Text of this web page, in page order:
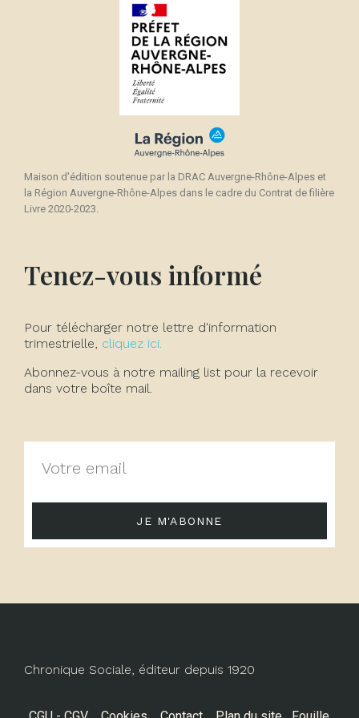
Maison d'édition soutenue par la DRAC Auvergne-Rhône-Alpes et
la Région Auvergne-Rhône-Alpes dans le cadre du Contrat de filière
Livre 2020-2023.
Tenez-vous informé
Pour télécharger notre lettre d'information
trimestrielle, cliquez ici.
Abonnez-vous à notre mailing list pour la recevoir
dans votre boîte mail.
JE M'ABONNE
Chronique Sociale, éditeur depuis 1920